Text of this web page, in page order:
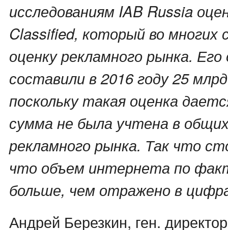
исследованиям IAB Russia
Classified, который во многих
оценку рекламного рынка.
составили в 2016 году 25
поскольку такая оценка
сумма не была учтена в
рекламного рынка. Так что
что объем интернета по
больше, чем отражено в
Андрей Березкин, ген.